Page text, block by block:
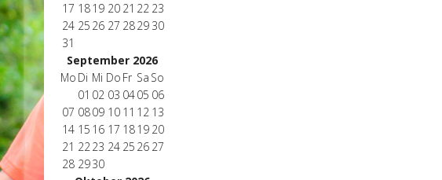
17 1819 20 21 22 23
24 25 26 27 2829 30
31
September 2026
Mo Di Mi Do Fr Sa So
01 02 03 0405 06
07 0809 10 11 12 13
14 15 16 17 1819 20
21 2223 24 25 26 27
28 2930